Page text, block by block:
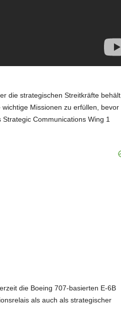
die strategischen Streitkräfte behält,
Missionen zu erfüllen, bevor
Communications Wing 1
die Boeing 707-basierten E-6B
als auch als strategischer